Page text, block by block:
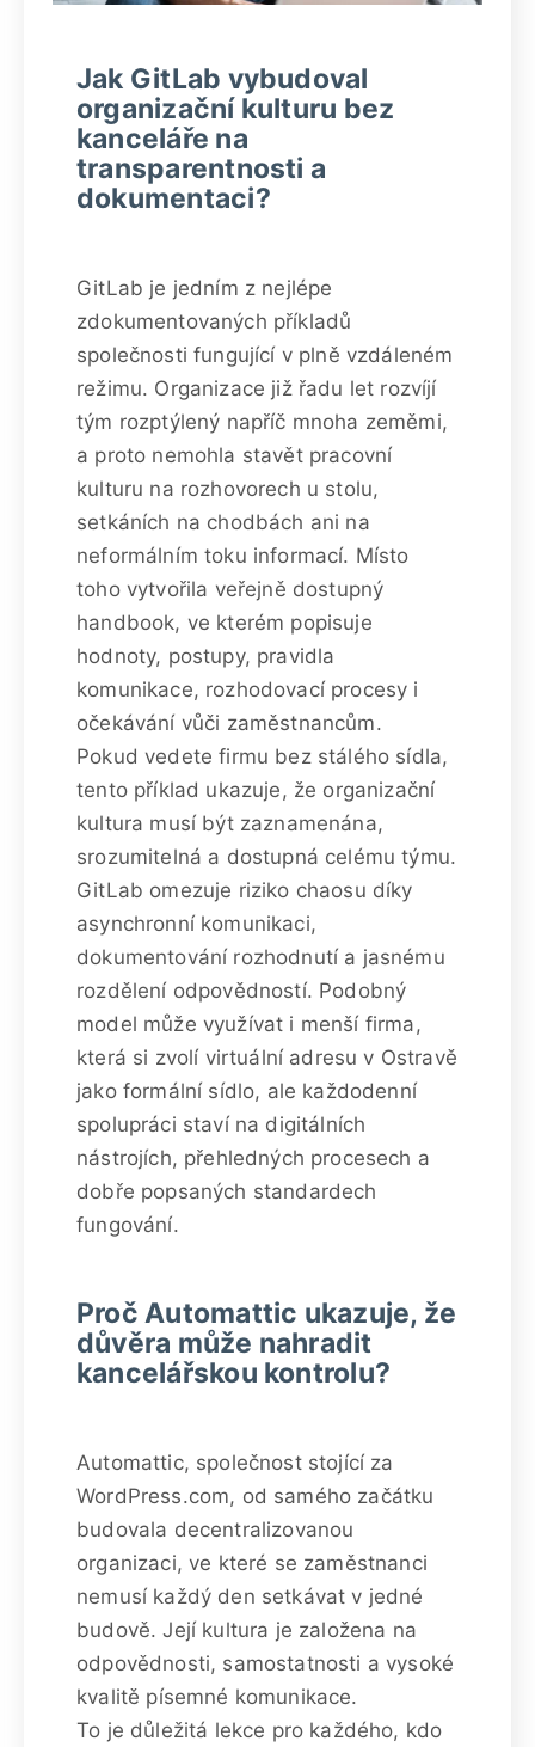
Jak GitLab vybudoval
organizační kulturu bez
kanceláře na
transparentnosti a
dokumentaci?
GitLab je jedním z nejlépe
zdokumentovaných příkladů
společnosti fungující v plně vzdáleném
režimu. Organizace již řadu let rozvíjí
tým rozptýlený napříč mnoha zeměmi,
a proto nemohla stavět pracovní
kulturu na rozhovorech u stolu,
setkáních na chodbách ani na
neformálním toku informací. Místo
toho vytvořila veřejně dostupný
handbook, ve kterém popisuje
hodnoty, postupy, pravidla
komunikace, rozhodovací procesy i
očekávání vůči zaměstnancům.
Pokud vedete firmu bez stálého sídla,
tento příklad ukazuje, že organizační
kultura musí být zaznamenána,
srozumitelná a dostupná celému týmu.
GitLab omezuje riziko chaosu díky
asynchronní komunikaci,
dokumentování rozhodnutí a jasnému
rozdělení odpovědností. Podobný
model může využívat i menší firma,
která si zvolí virtuální adresu v Ostravě
jako formální sídlo, ale každodenní
spolupráci staví na digitálních
nástrojích, přehledných procesech a
dobře popsaných standardech
fungování.
Proč Automattic ukazuje, že
důvěra může nahradit
kancelářskou kontrolu?
Automattic, společnost stojící za
WordPress.com, od samého začátku
budovala decentralizovanou
organizaci, ve které se zaměstnanci
nemusí každý den setkávat v jedné
budově. Její kultura je založena na
odpovědnosti, samostatnosti a vysoké
kvalitě písemné komunikace.
To je důležitá lekce pro každého, kdo